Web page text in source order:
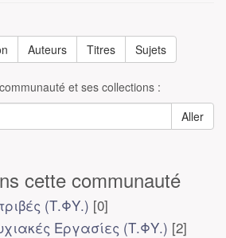
Auteurs Titres Sujets
et ses collections :
Aller
cette communauté
(Τ.ΦΥ.) [0]
Εργασίες (Τ.ΦΥ.) [2]